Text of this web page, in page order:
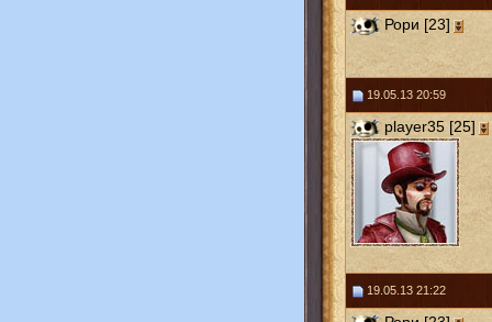
Рори [23]
19.05.13 20:59
player35 [25]
19.05.13 21:22